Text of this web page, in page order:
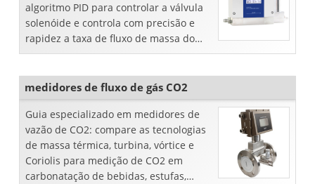
algoritmo PID para controlar a válvula
solenóide e controla com precisão e
rapidez a taxa de fluxo de massa do
fluido com baixa taxa de fluxo.
medidores de fluxo de gás CO2
Guia especializado em medidores de
vazão de CO2: compare as tecnologias
de massa térmica, turbina, vórtice e
Coriolis para medição de CO2 em
carbonatação de bebidas, estufas,